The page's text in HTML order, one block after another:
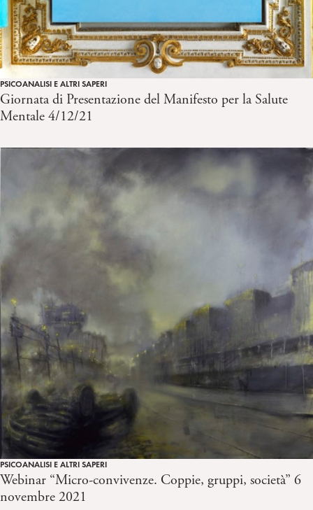
PSICOANALISI E ALTRI SAPERI
Giornata di Presentazione del Manifesto per la Salute
Mentale 4/12/21
PSICOANALISI E ALTRI SAPERI
Webinar “Micro-convivenze. Coppie, gruppi, società” 6
novembre 2021